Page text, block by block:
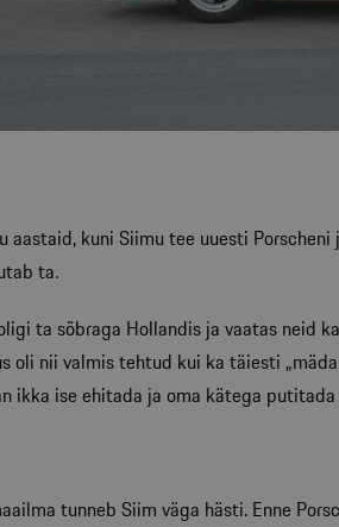
aastaid, kuni Siimu tee uuesti
ta.
ta sõbraga Hollandis ja vaatas neid
oli nii valmis tehtud kui ka täiesti
ikka ise ehitada ja oma kätega
tunneb Siim väga hästi. Enne